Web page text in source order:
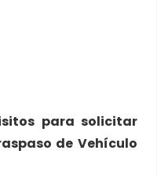
para solicitar
de Vehículo